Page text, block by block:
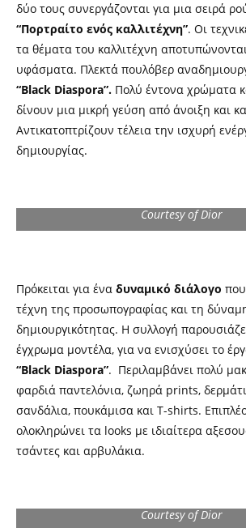
δύο τους συνεργάζονται για μια σειρά
“Πορτραίτο ενός καλλιτέχνη”. Οι
τα θέματα του καλλιτέχνη
υφάσματα. Πλεκτά πουλόβερ
“Black Diaspora”. Πολύ έντονα χρώματα
δίνουν μια μικρή γεύση από άνοιξη και
Αντικατοπτρίζουν τέλεια την ισχυρή
δημιουργίας.
Courtesy of Dior
Πρόκειται για ένα δυναμικό διάλογο που
τέχνη της προσωπογραφίας και τη
δημιουργικότητας. Η συλλογή
έγχρωμα μοντέλα, για να ενισχύσει το
“Black Diaspora”. Περιλαμβάνει πολύ
φαρδιά παντελόνια, ζωηρά prints,
σανδάλια, πουκάμισα και T-shirts.
ολοκληρώνει τα looks με ιδιαίτερα
τσάντες και αρβυλάκια.
Courtesy of Dior